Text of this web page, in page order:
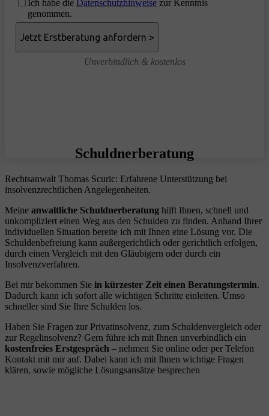
Ich habe die Datenschutzhinweise zur Kenntnis
genommen.
Unverbindlich & kostenlos
Schuldnerberatung
Rechtsanwalt Thomas Scuric: Erfahrene Unterstützung bei
insolvenzrechtlichen Angelegenheiten.
Meine anwaltliche Schuldnerberatung hilft Ihnen, schnell und
unkompliziert einen Weg aus den Schulden zu finden. Anhand Ihrer
individuellen Situation bereite ich mit Ihnen eine Lösung vor. Die
Schuldenbefreiung kann außergerichtlich oder gerichtlich erfolgen,
durch einen Vergleich mit den Gläubigern oder durch ein
Insolvenzverfahren.
Bei mir bekommen Sie in kürzester Zeit einen Beratungstermin.
Dadurch kann ich sofort alle wichtigen Schritte einleiten. Umso
schneller sind Sie Ihre Schulden los.
Haben Sie Fragen zur Privatinsolvenz, zum Schuldenvergleich oder
zur Regelinsolvenz? Gern führe ich mit Ihnen unverbindlich ein
kostenfreies Erstgespräch – nehmen Sie online oder per Telefon
Kontakt mit mir auf. Dabei kann ich mit Ihnen wichtige Fragen
klären, sowie mögliche Lösungsansätze besprechen